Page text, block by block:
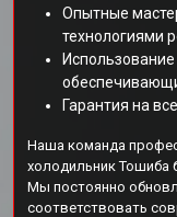
Опытные
технологиями
Гарантия на
Наша команда
холодильник Тошиба
Мы постоянно
соответствовать